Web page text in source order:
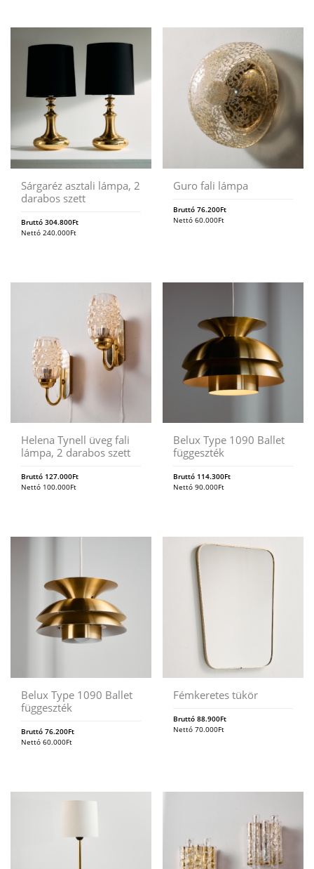
Sárgaréz asztali lámpa, 2
darabos szett
Bruttó 304.800Ft
Nettó 240.000Ft
Guro fali lámpa
Bruttó76.200Ft
Nettó60.000Ft
Helena Tynell üveg fali
lámpa, 2 darabos szett
Bruttó 127.000Ft
Nettó 100.000Ft
Belux Type 1090 Ballet
függeszték
Bruttó 114.300Ft
Nettó90.000Ft
Belux Type 1090 Ballet
függeszték
Bruttó 76.200Ft
Nettó 60.000Ft
Fémkeretes tükör
Bruttó88.900Ft
Nettó70.000Ft